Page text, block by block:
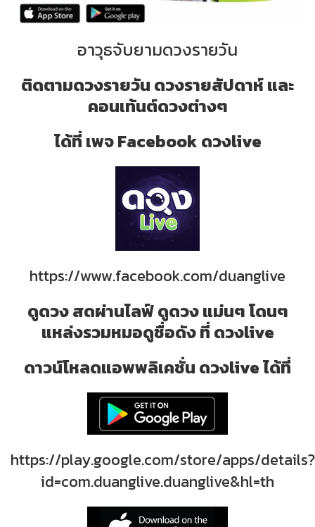
อาวุธจับยามดวงรายวัน
ติดตามดวงรายวัน ดวงรายสัปดาห์ และ
คอนเท้นต์ดวงต่างๆ
ได้ที่ เพจ Facebook ดวงlive
https://www.facebook.com/duanglive
ดูดวง สดผ่านไลฟ์ ดูดวง แม่นๆ โดนๆ
แหล่งรวมหมอดูชื่อดัง ที่ ดวงlive
ดาวน์โหลดแอพพลิเคชั่น ดวงlive ได้ที่
https://play.google.com/store/apps/details?
id=com.duanglive.duanglive&hl=th